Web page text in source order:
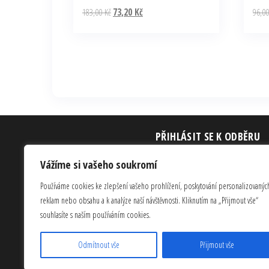
Vážíme si vašeho soukromí
Používáme cookies ke zlepšení vašeho prohlížení, poskytování
reklam nebo obsahu a k analýze naší návštěvnosti. Kliknutím na „Přijmout vše“
souhlasíte s naším používáním cookies.
Odmítnout vše Přijmout vše
183,00KčPůvodní
73,20 KčAktuální
PŘIHLÁSIT SE K ODBĚRU
Zaregistrujte se a dostávejte aktualizace o nových produktech, jakmile
Odebírat